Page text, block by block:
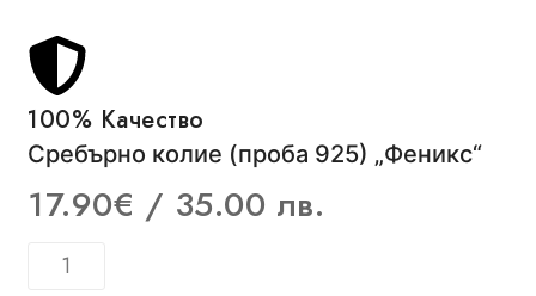
100% Качество
Сребърно колие (проба 925) „Феникс“
17.90€ / 35.00 лв.